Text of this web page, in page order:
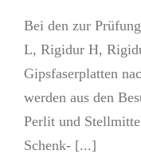
Bei den zur
L, Rigidur H,
Gipsfaserplatten
werden aus den
Perlit und
Schenk- [...]